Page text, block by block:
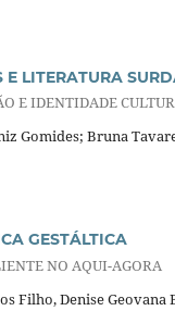
LITERATURA
E IDENTIDADE
Gomides; Bruna
GESTÁLTICA
NO AQUI-AGORA
Filho, Denise